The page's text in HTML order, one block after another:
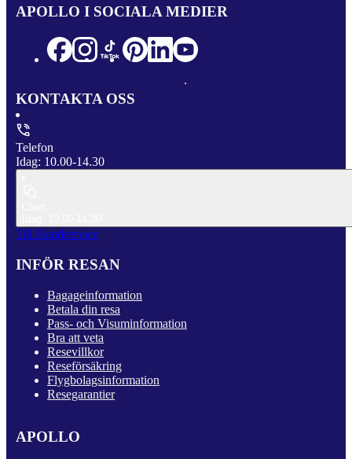
APOLLO I SOCIALA MEDIER
KONTAKTA OSS
Telefon
Idag: 10.00-14.30
Till Kundservice
INFÖR RESAN
Bagageinformation
Betala din resa
Pass- och Visuminformation
Bra att veta
Resevillkor
Reseförsäkring
Flygbolagsinformation
Resegarantier
APOLLO